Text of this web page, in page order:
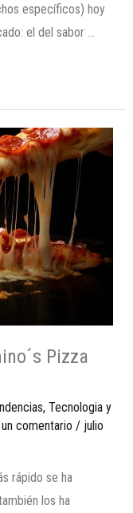
específicos) hoy
el del sabor …
Pizza
, Tecnologia y
un comentario / julio
rápido se ha
los ha